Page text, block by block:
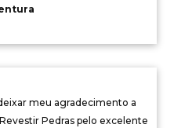
meu agradecimento a
Pedras pelo excelente